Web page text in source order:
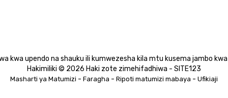
kwa upendo na shauku ili kumwezesha kila mtu kusema jambo
Hakimiliki © 2026 Haki zote zimehifadhiwa - SITE123
Masharti ya Matumizi - Faragha - Ripoti matumizi mabaya - Ufikiaji